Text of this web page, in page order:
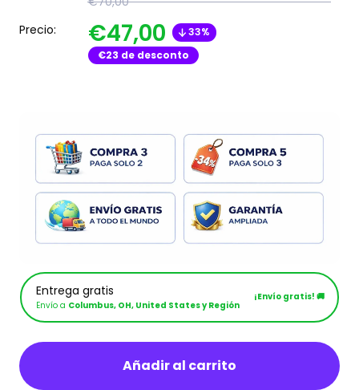
Precio: €47,00
33%
€23 de desconto
Entrega gratis
Envío a Columbus, OH, United States y Región
¡Envío gratis! 🚚
Añadir al carrito